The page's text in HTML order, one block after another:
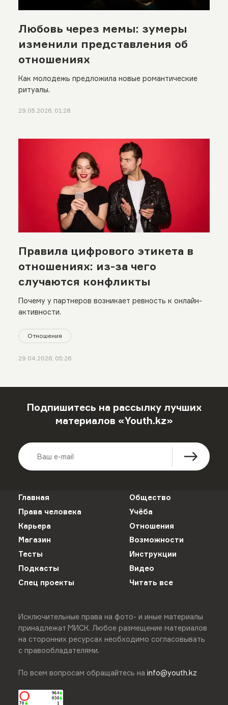
Любовь через мемы: зумеры
изменили представления об
отношениях
Как молодежь предложила новые романтические
ритуалы.
29.05.2026, 01:28
Правила цифрового этикета в
отношениях: из-за чего
случаются конфликты
Почему у партнеров возникает ревность к онлайн-
активности.
Отношения
29.04.2026, 05:26
Подпишитесь на рассылку лучших
материалов «Youth.kz»
Главная
Общество
Права человека
Учёба
Карьера
Отношения
Магазин
Возможности
Тесты
Инструкции
Подкасты
Видео
Спец проекты
Читать все
Исключительные права на фото- и иные материалы
принадлежат МИСК. Любое размещение материалов
на сторонних ресурсах необходимо согласовывать
с правообладателями.
По всем вопросам обращайтесь на info@youth.kz